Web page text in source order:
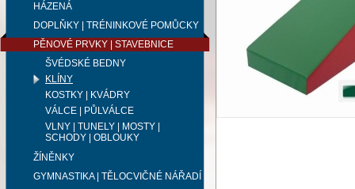
HÁZENÁ
DOPLŇKY | TRÉNINKOVÉ POMŮCKY
PĚNOVÉ PRVKY | STAVEBNICE
ŠVÉDSKÉ BEDNY
KLÍNY
KOSTKY | KVÁDRY
VÁLCE | PŮLVÁLCE
VLNY | TUNELY | MOSTY |
SCHODY | OBLOUKY
ŽÍNĚNKY
GYMNASTIKA | TĚLOCVIČNÉ NÁŘADÍ